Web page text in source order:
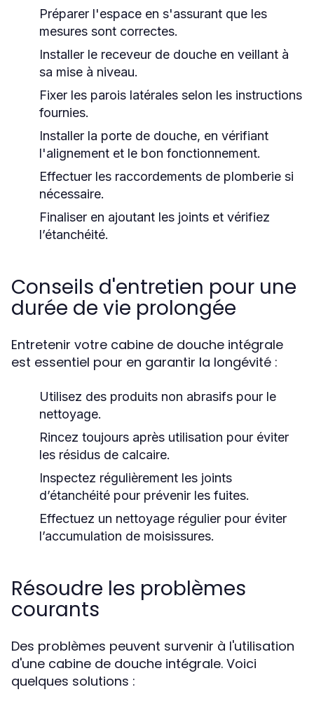
Préparer l'espace en s'assurant que les
mesures sont correctes.
Installer le receveur de douche en veillant à
sa mise à niveau.
Fixer les parois latérales selon les instructions
fournies.
Installer la porte de douche, en vérifiant
l'alignement et le bon fonctionnement.
Effectuer les raccordements de plomberie si
nécessaire.
Finaliser en ajoutant les joints et vérifiez
l’étanchéité.
Conseils d'entretien pour une
durée de vie prolongée
Entretenir votre cabine de douche intégrale
est essentiel pour en garantir la longévité :
Utilisez des produits non abrasifs pour le
nettoyage.
Rincez toujours après utilisation pour éviter
les résidus de calcaire.
Inspectez régulièrement les joints
d’étanchéité pour prévenir les fuites.
Effectuez un nettoyage régulier pour éviter
l’accumulation de moisissures.
Résoudre les problèmes
courants
Des problèmes peuvent survenir à l'utilisation
d'une cabine de douche intégrale. Voici
quelques solutions :